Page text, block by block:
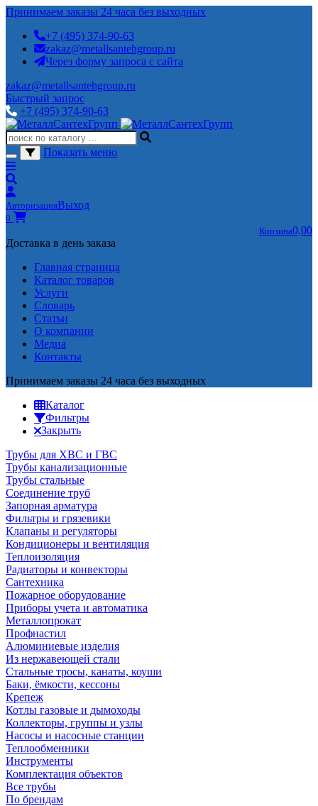
Принимаем заказы 24 часа без выходных
+7 (495) 374-90-63
zakaz@metallsantehgroup.ru
Через форму запроса с сайта
zakaz@metallsantehgroup.ru
Быстрый запрос
+7 (495) 374-90-63
Показать меню
АвторизацияВыход
0
Корзина0,00
Доставка в день заказа
Главная страница
Каталог товаров
Услуги
Словарь
Статьи
О компании
Медиа
Контакты
Принимаем заказы 24 часа без выходных
Каталог
Фильтры
Закрыть
Трубы для ХВС и ГВС
Трубы канализационные
Трубы стальные
Соединение труб
Запорная арматура
Фильтры и грязевики
Клапаны и регуляторы
Кондиционеры и вентиляция
Теплоизоляция
Радиаторы и конвекторы
Сантехника
Пожарное оборудование
Приборы учета и автоматика
Металлопрокат
Профнастил
Алюминиевые изделия
Из нержавеющей стали
Стальные тросы, канаты, коуши
Баки, ёмкости, кессоны
Крепеж
Котлы газовые и дымоходы
Коллекторы, группы и узлы
Насосы и насосные станции
Теплообменники
Инструменты
Комплектация объектов
Все трубы
По брендам